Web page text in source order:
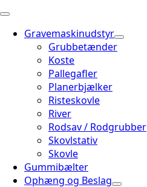
Gravemaskinudstyr
Grubbetænder
Koste
Pallegafler
Planerbjælker
Risteskovle
River
Rodsav / Rodgrubber
Skovlstativ
Skovle
Gummibælter
Ophæng og Beslag